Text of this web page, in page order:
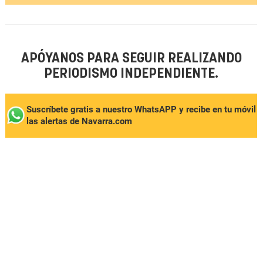
APÓYANOS PARA SEGUIR REALIZANDO
PERIODISMO INDEPENDIENTE.
Suscríbete gratis a nuestro WhatsAPP y recibe en tu móvil
las alertas de Navarra.com